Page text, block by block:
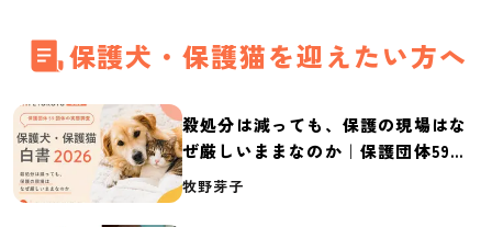
保護犬・保護猫を迎えたい方へ
殺処分は減っても、保護の現場はな
ぜ厳しいままなのか｜保護団体59団
体の実態調査【保護犬・保護猫白書
牧野芽子